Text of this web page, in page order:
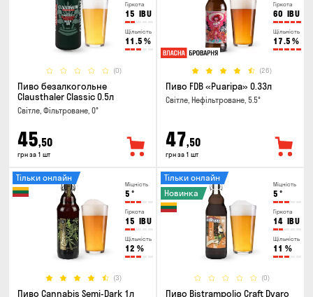
Гіркота
15 IBU
Щільність
11.5 %
(0)
Пиво безалкогольне
Clausthaler Classic 0.5л
Світле, Фільтроване, 0°
45,50
грн за 1 шт
Гіркота
60 IBU
Щільність
17.5 %
(26)
Пиво FDB «Puaripa» 0.33л
Світле, Нефільтроване, 5.5°
47,50
грн за 1 шт
Міцність
5 °
Гіркота
15 IBU
Щільність
12 %
(3)
Тільки онлайн
Пиво Cannabis Semi-Dark 1л
Міцність
5 °
Гіркота
14 IBU
Щільність
11 %
(0)
Тільки онлайн
Новинка
Пиво Bistrampolio Craft Dvaro